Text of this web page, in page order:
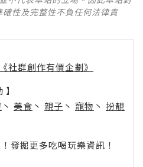
性及完整性不負任何法律責
社群創作有價企劃》
丶 美食 丶 親子 丶 寵物 丶 扮靚
發掘更多吃喝玩樂資訊！